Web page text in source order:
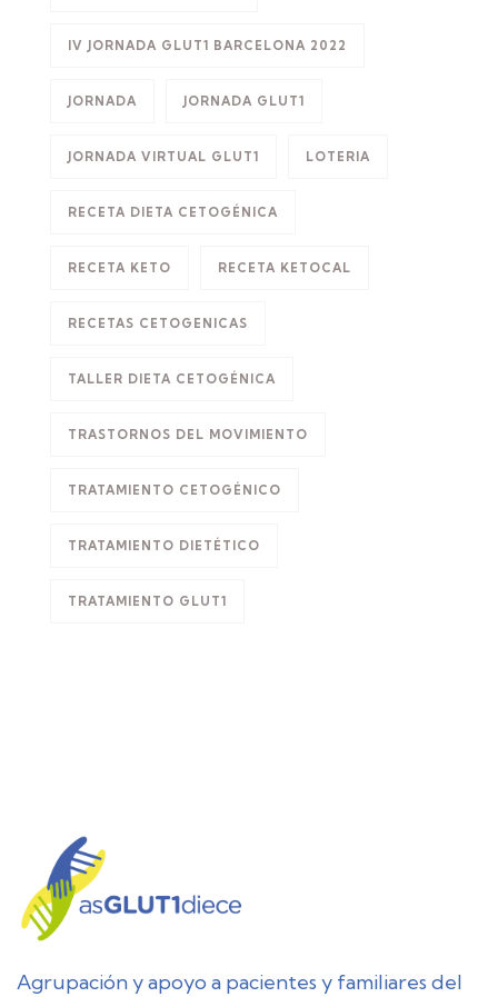
IV JORNADA GLUT1 BARCELONA 2022
JORNADA JORNADA GLUT1
JORNADA VIRTUAL GLUT1 LOTERIA
RECETA DIETA CETOGÉNICA
RECETA KETO RECETA KETOCAL
RECETAS CETOGENICAS
TALLER DIETA CETOGÉNICA
TRASTORNOS DEL MOVIMIENTO
TRATAMIENTO CETOGÉNICO
TRATAMIENTO DIETÉTICO
TRATAMIENTO GLUT1
Agrupación y apoyo a pacientes y familiares del